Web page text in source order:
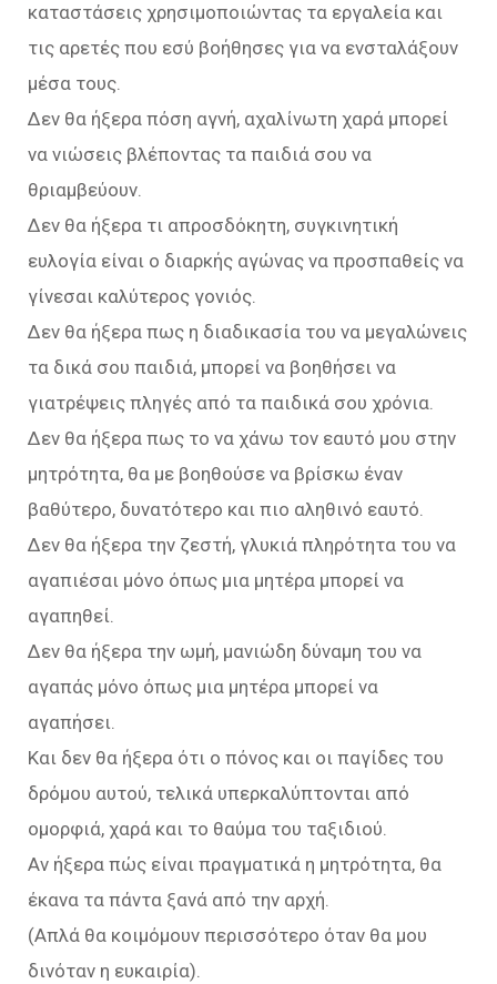
καταστάσεις χρησιμοποιώντας τα εργαλεία και
τις αρετές που εσύ βοήθησες για να ενσταλάξουν
μέσα τους.
Δεν θα ήξερα πόση αγνή, αχαλίνωτη χαρά μπορεί
να νιώσεις βλέποντας τα παιδιά σου να
θριαμβεύουν.
Δεν θα ήξερα τι απροσδόκητη, συγκινητική
ευλογία είναι ο διαρκής αγώνας να προσπαθείς να
γίνεσαι καλύτερος γονιός.
Δεν θα ήξερα πως η διαδικασία του να μεγαλώνεις
τα δικά σου παιδιά, μπορεί να βοηθήσει να
γιατρέψεις πληγές από τα παιδικά σου χρόνια.
Δεν θα ήξερα πως το να χάνω τον εαυτό μου στην
μητρότητα, θα με βοηθούσε να βρίσκω έναν
βαθύτερο, δυνατότερο και πιο αληθινό εαυτό.
Δεν θα ήξερα την ζεστή, γλυκιά πληρότητα του να
αγαπιέσαι μόνο όπως μια μητέρα μπορεί να
αγαπηθεί.
Δεν θα ήξερα την ωμή, μανιώδη δύναμη του να
αγαπάς μόνο όπως μια μητέρα μπορεί να
αγαπήσει.
Και δεν θα ήξερα ότι ο πόνος και οι παγίδες του
δρόμου αυτού, τελικά υπερκαλύπτονται από
ομορφιά, χαρά και το θαύμα του ταξιδιού.
Αν ήξερα πώς είναι πραγματικά η μητρότητα, θα
έκανα τα πάντα ξανά από την αρχή.
(Απλά θα κοιμόμουν περισσότερο όταν θα μου
δινόταν η ευκαιρία).